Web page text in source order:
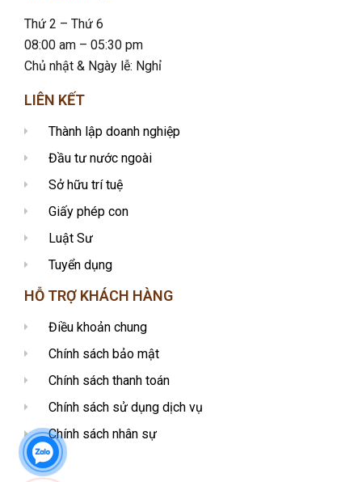
Thứ 2 – Thứ 6
08:00 am – 05:30 pm
Chủ nhật & Ngày lễ: Nghỉ
LIÊN KẾT
Thành lập doanh nghiệp
Đầu tư nước ngoài
Sở hữu trí tuệ
Giấy phép con
Luật Sư
Tuyển dụng
HỖ TRỢ KHÁCH HÀNG
Điều khoản chung
Chính sách bảo mật
Chính sách thanh toán
Chính sách sử dụng dịch vụ
Chính sách nhân sự